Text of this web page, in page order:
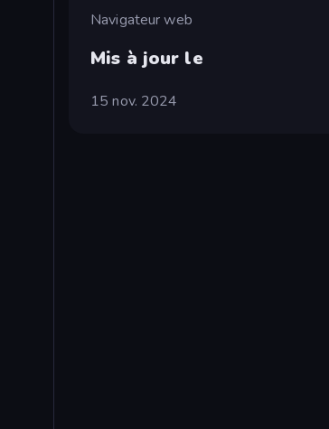
Navigateur web
Mis à jour le
15 nov. 2024